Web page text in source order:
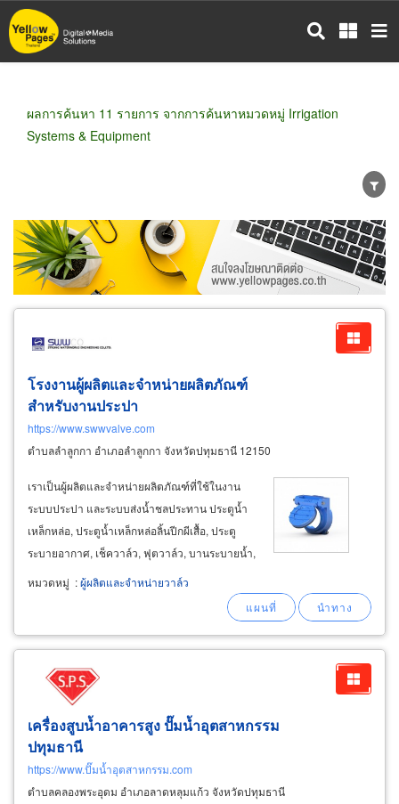
ข้าม
ไป
ผลการค้นหา 11 รายการ จากการค้นหาหมวดหมู่ Irrigation
Systems & Equipment
ขายส่ง ขายปลีก ผู้ผลิต
ตัวแทนจัดจำหน่าย
ผู้ส่งออก/นำเข้า
ธุรกิจบริการ
โรงงานผู้ผลิตและจำหน่ายผลิตภัณฑ์
สำหรับงานประปา
https://www.swwvalve.com
ตำบลลำลูกกา อำเภอลำลูกกา จังหวัดปทุมธานี 12150
เราเป็นผู้ผลิตและจำหน่ายผลิตภัณฑ์ที่ใช้ในงาน
ระบบประปา และระบบส่งน้ำชลประทาน ประตูน้ำ
เหล็กหล่อ, ประตูน้ำเหล็กหล่อลิ้นปีกผีเสื้อ, ประตู
ระบายอากาศ, เช็ควาล์ว, ฟุตวาล์ว, บานระบายน้ำ,
อุปกรณ์ที่ใช้กับแพสูบน้ำ, อุปกรณ์ท่อพิเศษ, อุปกรณ์
สำหรับท่อส่งน้ำชนิดทนความดัน, อุปกรณ์ท่อเชื่อม
ด้วยไฟฟ้า
หมวดหมู่ :ผู้ผลิตและจำหน่ายวาล์ว
เครื่องสูบน้ำอาคารสูง ปั๊มน้ำอุตสาหกรรม
ปทุมธานี
https://www.ปั๊มน้ำอุตสาหกรรม.com
ตำบลคลองพระอุดม อำเภอลาดหลุมแก้ว จังหวัดปทุมธานี